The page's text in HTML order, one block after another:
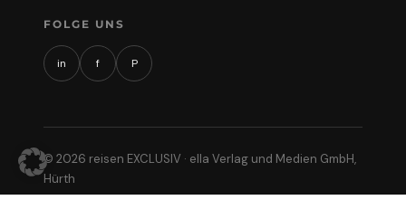
FOLGE UNS
in f P
© 2026 reisen EXCLUSIV · ella Verlag und Medien GmbH,
Hürth